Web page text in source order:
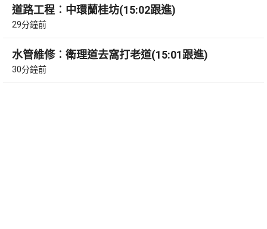
道路工程︰中環蘭桂坊(15:02跟進)
29分鐘前
水管維修︰衛理道去窩打老道(15:01跟進)
30分鐘前